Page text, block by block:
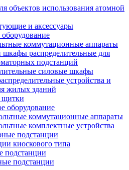
объектов использования атомной
и аксессуары
коммутационные аппараты
распределительные для
подстанций
силовые шкафы
устройства и
жилых зданий
оборудование
коммутационные аппараты
комплектные устройства
подстанции
киоскового типа
подстанции
подстанции